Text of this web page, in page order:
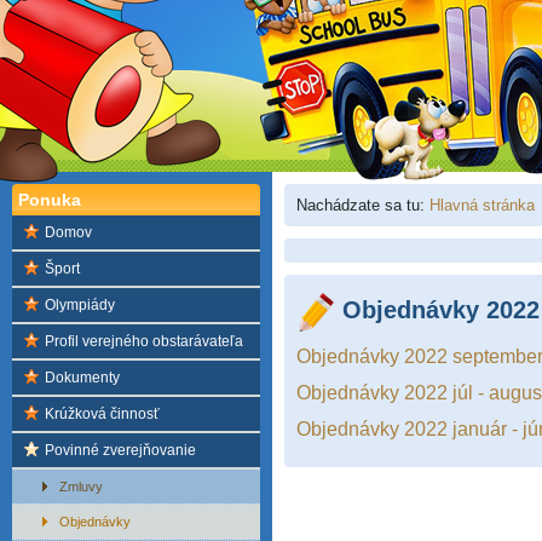
Ponuka
Domov
Šport
Olympiády
Profil verejného obstarávateľa
Dokumenty
Krúžková činnosť
Povinné zverejňovanie
Zmluvy
Objednávky
Nachádzate sa tu: Hlavná stránka
Objednávky 2022
Objednávky 2022
Objednávky 2022 júl -
Objednávky 2022 január -